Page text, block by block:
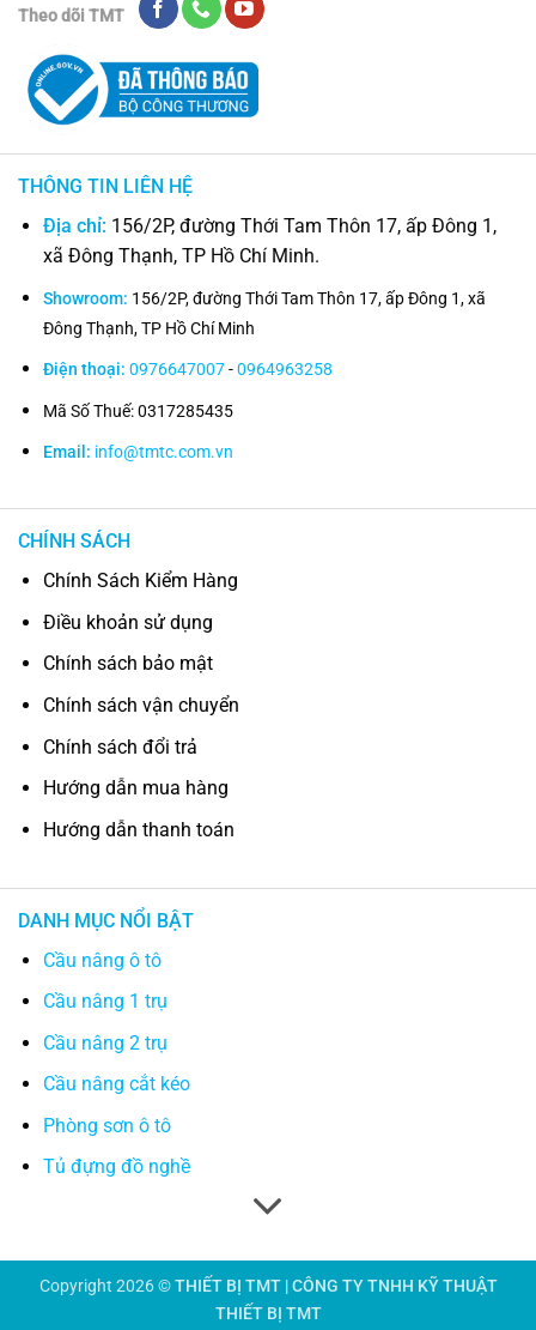
Theo dõi TMT
THÔNG TIN LIÊN HỆ
Địa chỉ: 156/2P, đường Thới Tam Thôn 17, ấp Đông 1,
xã Đông Thạnh, TP Hồ Chí Minh.
Showroom: 156/2P, đường Thới Tam Thôn 17, ấp Đông 1, xã
Đông Thạnh, TP Hồ Chí Minh
Điện thoại: 0976647007-0964963258
Mã Số Thuế: 0317285435
Email: info@tmtc.com.vn
CHÍNH SÁCH
Chính Sách Kiểm Hàng
Điều khoản sử dụng
Chính sách bảo mật
Chính sách vận chuyển
Chính sách đổi trả
Hướng dẫn mua hàng
Hướng dẫn thanh toán
DANH MỤC NỔI BẬT
Cầu nâng ô tô
Cầu nâng 1 trụ
Cầu nâng 2 trụ
Cầu nâng cắt kéo
Phòng sơn ô tô
Tủ đựng đồ nghề
Copyright 2026 ©THIẾT BỊ TMT | CÔNG TY TNHH KỸ THUẬT
THIẾT BỊ TMT